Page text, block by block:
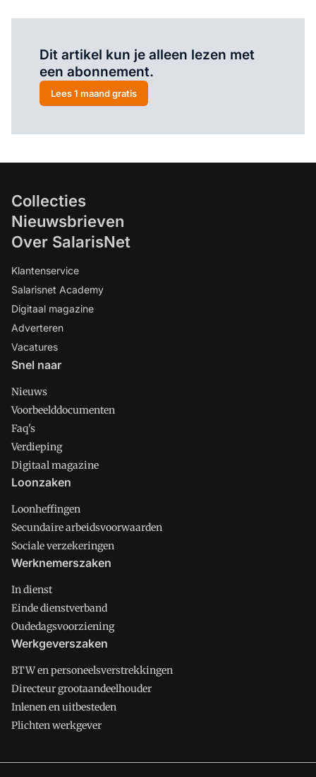
Dit artikel kun je alleen lezen met
een abonnement.
Lees 1 maand gratis
Collecties
Nieuwsbrieven
Over SalarisNet
Klantenservice
Salarisnet Academy
Digitaal magazine
Adverteren
Vacatures
Snel naar
Nieuws
Voorbeelddocumenten
Faq's
Verdieping
Digitaal magazine
Loonzaken
Loonheffingen
Secundaire arbeidsvoorwaarden
Sociale verzekeringen
Werknemerszaken
In dienst
Einde dienstverband
Oudedagsvoorziening
Werkgeverszaken
BTW en personeelsverstrekkingen
Directeur grootaandeelhouder
Inlenen en uitbesteden
Plichten werkgever